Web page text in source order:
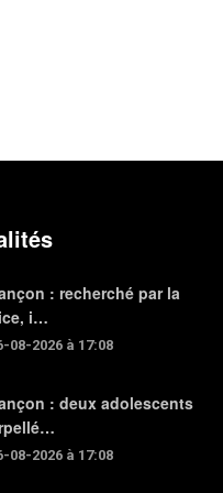
: recherché par la
i…
08-2026 à 17:08
: deux adolescents
08-2026 à 17:08